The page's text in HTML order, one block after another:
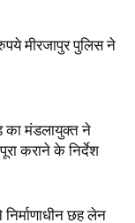
मीरजापुर पुलिस ने
का मंडलायुक्त ने
कराने के निर्देश
निर्माणाधीन छह लेन